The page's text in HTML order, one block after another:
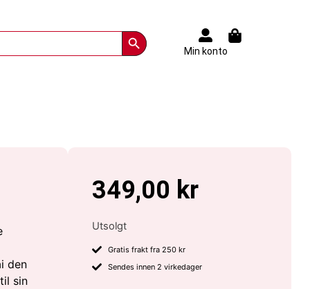
Search Button
Min konto
den
sin
349,00 kr
Utsolgt
Gratis frakt fra 250 kr
Sendes innen 2 virkedager